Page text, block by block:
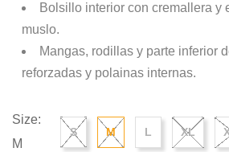
Bolsillo interior con cremallera y
muslo.
Mangas, rodillas y parte inferior
reforzadas y polainas internas.
Size:
M
S M L XL